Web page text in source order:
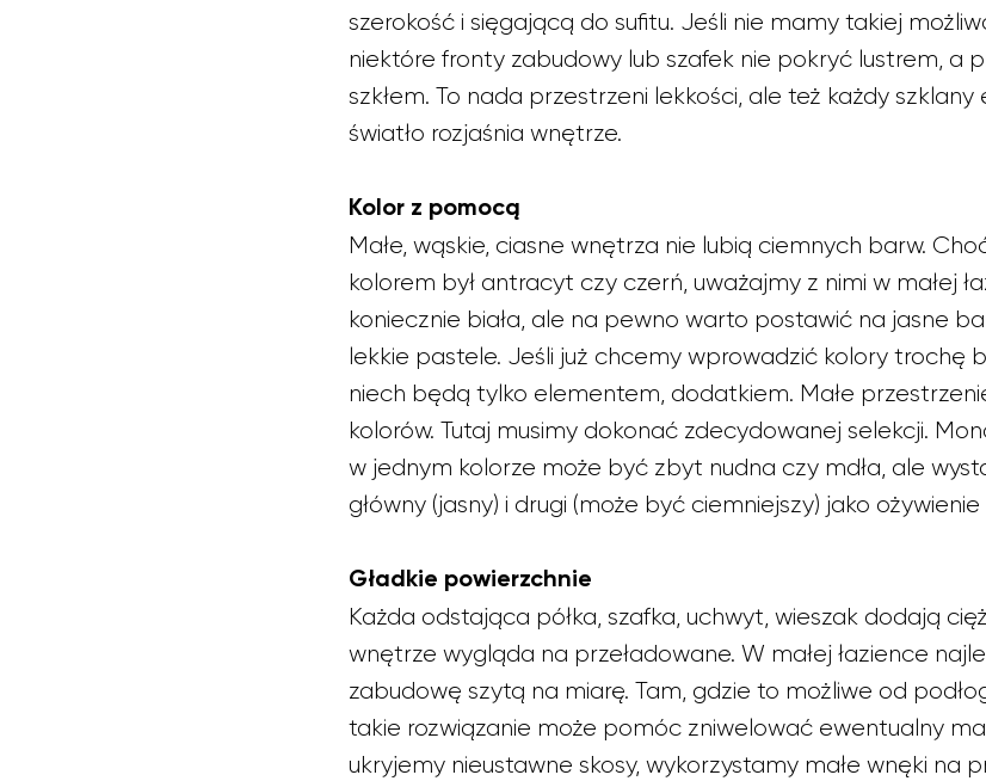
szerokość i sięgającą do sufitu. Jeśli nie mamy takiej
niektóre fronty zabudowy lub szafek nie pokryć lustrem, a
szkłem. To nada przestrzeni lekkości, ale też każdy
światło rozjaśnia wnętrze.
Kolor z pomocą
Małe, wąskie, ciasne wnętrza nie lubią ciemnych barw.
kolorem był antracyt czy czerń, uważajmy z nimi w małej
koniecznie biała, ale na pewno warto postawić na jasne
lekkie pastele. Jeśli już chcemy wprowadzić kolory trochę
niech będą tylko elementem, dodatkiem. Małe
kolorów. Tutaj musimy dokonać zdecydowanej selekcji.
w jednym kolorze może być zbyt nudna czy mdła, ale
główny (jasny) i drugi (może być ciemniejszy) jako ożywienie
Gładkie powierzchnie
Każda odstająca półka, szafka, uchwyt, wieszak dodają
wnętrze wygląda na przeładowane. W małej łazience
zabudowę szytą na miarę. Tam, gdzie to możliwe od
takie rozwiązanie może pomóc zniwelować ewentualny
ukryjemy nieustawne skosy, wykorzystamy małe wnęki na